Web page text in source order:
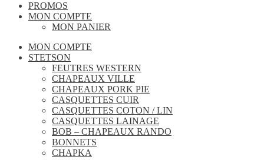
PROMOS
MON COMPTE
MON PANIER
MON COMPTE
STETSON
FEUTRES WESTERN
CHAPEAUX VILLE
CHAPEAUX PORK PIE
CASQUETTES CUIR
CASQUETTES COTON / LIN
CASQUETTES LAINAGE
BOB – CHAPEAUX RANDO
BONNETS
CHAPKA